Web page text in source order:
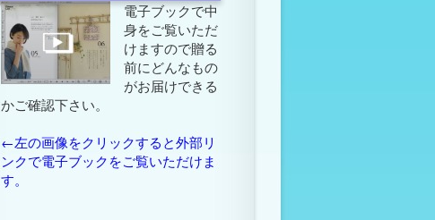
電子ブックで中
身をご覧いただ
けますので贈る
前にどんなもの
がお届けできる
かご確認下さい。
←左の画像をクリックすると外部リ
ンクで電子ブックをご覧いただけま
す。